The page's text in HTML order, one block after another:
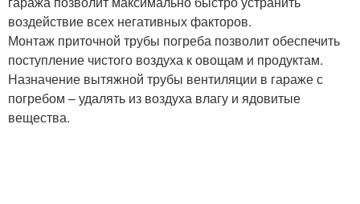
воздействие всех негативных факторов.
Монтаж приточной трубы погреба позволит обеспечить
поступление чистого воздуха к овощам и продуктам.
Назначение вытяжной трубы вентиляции в гараже с
погребом – удалять из воздуха влагу и ядовитые
вещества.